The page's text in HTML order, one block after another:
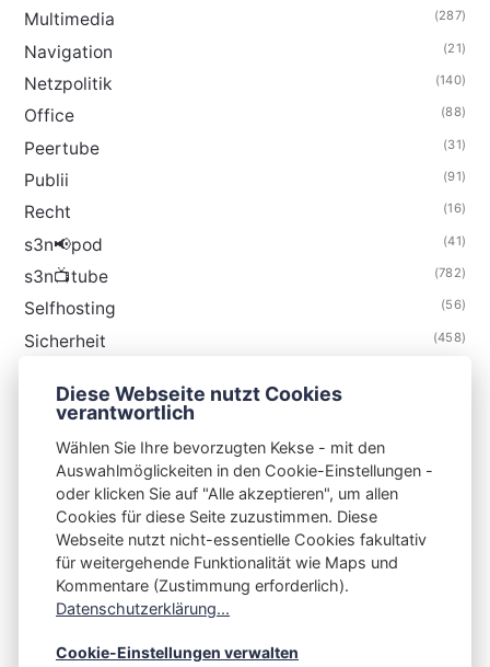
Multimedia (287)
Navigation (21)
Netzpolitik (140)
Office (88)
Peertube (31)
Publii (91)
Recht (16)
s3n📢pod (41)
s3n📺tube (782)
Selfhosting (56)
Sicherheit (458)
Thunderbird
S3N🧩NET
Integrating Open-Source Blog Network (iOSBN)
Impressum
Kontakt
Diese Webseite nutzt Cookies
verantwortlich
Wählen Sie Ihre bevorzugten Kekse - mit den
Auswahlmöglickeiten in den Cookie-Einstellungen -
oder klicken Sie auf "Alle akzeptieren", um allen
Cookies für diese Seite zuzustimmen. Diese
Webseite nutzt nicht-essentielle Cookies fakultativ
für weitergehende Funktionalität wie Maps und
Kommentare (Zustimmung erforderlich).
Datenschutzerklärung...
Cookie-Einstellungen verwalten